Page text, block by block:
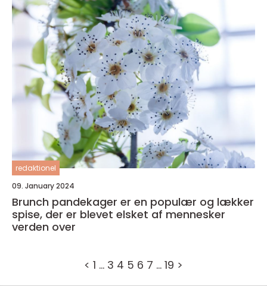
redaktionel
09. January 2024
Brunch pandekager er en populær og lækker
spise, der er blevet elsket af mennesker
verden over
< 1 … 3 4 5 6 7 … 19 >